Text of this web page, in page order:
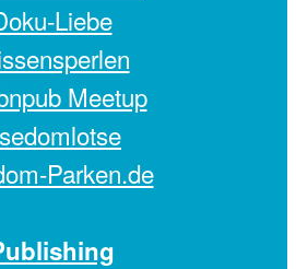
Liebe
Meetup
Parken.de